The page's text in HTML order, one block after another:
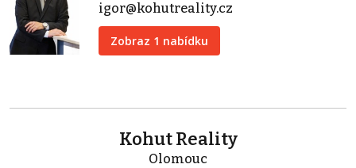
igor@kohutreality.cz
Zobraz 1 nabídku
Kohut Reality
Olomouc